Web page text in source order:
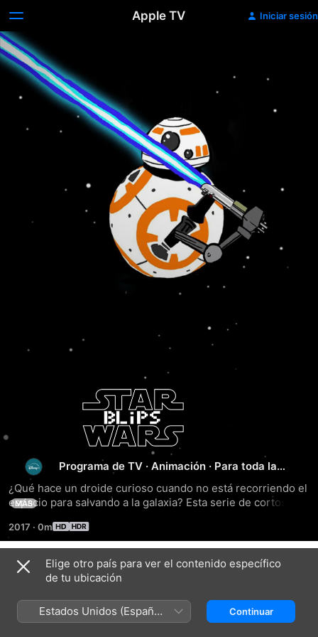
Apple TV Iniciar sesión
STAR
WARS:
BLIPS
Programa de TV · Animación · Para toda la
¿Qué hace un droide curioso cuando no está recorriendo el
espacio para salvando a la galaxia? Esta serie de cortos
La guerra de las galaxias como Chewbacca, C-3PO y por
supuesto, R2-D2.
MÁS
2017 · 0m
Temporada 1
Elige otro país para ver el contenido específico
de tu ubicación
Estados Unidos (Español
México)
Continuar